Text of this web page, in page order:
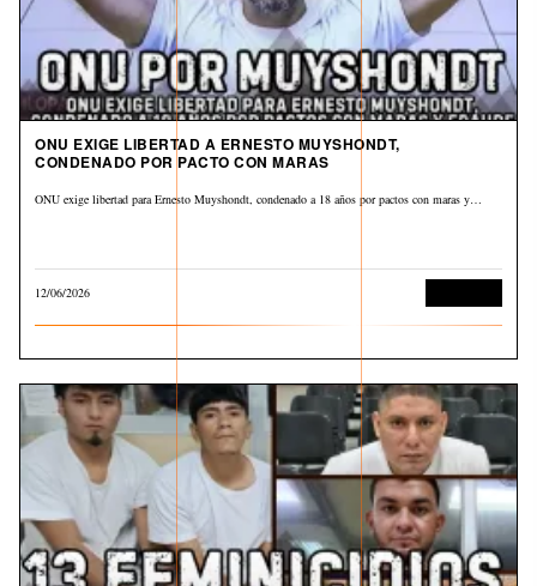
ONU EXIGE LIBERTAD A ERNESTO MUYSHONDT,
CONDENADO POR PACTO CON MARAS
ONU exige libertad para Ernesto Muyshondt, condenado a 18 años por pactos con maras y…
12/06/2026